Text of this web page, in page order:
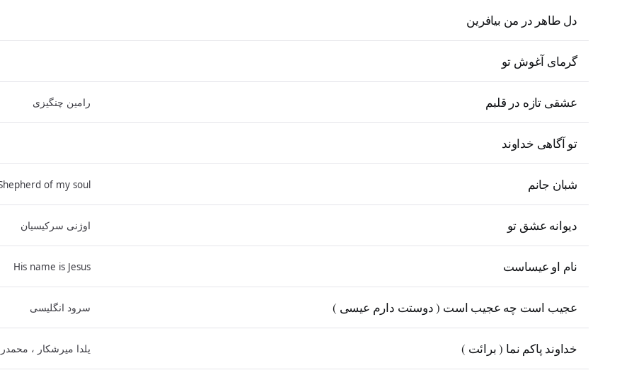
دل طاهر در من بیافرین
گرمای آغوش تو
عشقی تازه در قلبم رامین چنگیزی
تو آگاهی خداوند
شبان جانم of my soul
دیوانه عشق تو اوژنی سرکیسیان
نام او عیساست His name is Jesus
عجیب است چه عجیب است ( دوستت دارم عیسی ) سرود انگلیسی
خداوند پاکم نما ( برائت ) یلدا میرشکار ،